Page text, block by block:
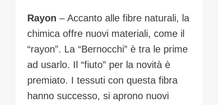
Rayon – Accanto alle fibre naturali, la
chimica offre nuovi materiali, come il
“rayon”. La “Bernocchi” è tra le prime
ad usarlo. Il “fiuto” per la novità è
premiato. I tessuti con questa fibra
hanno successo, si aprono nuovi